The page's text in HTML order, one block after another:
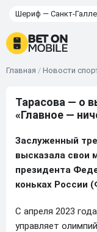
Шериф — Санкт-
Главная / Новости
Тарасова — о
«Главное —
Заслуженный
высказала свои
президента
коньках России
С апреля 2023
управляет